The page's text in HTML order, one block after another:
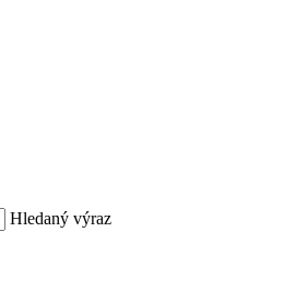
Hledaný výraz